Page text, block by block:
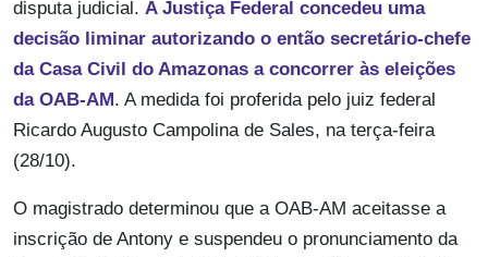
disputa judicial. A Justiça Federal concedeu uma
decisão liminar autorizando o então secretário-chefe
da Casa Civil do Amazonas a concorrer às eleições
da OAB-AM . A medida foi proferida pelo juiz federal
Ricardo Augusto Campolina de Sales, na terça-feira
(28/10).
O magistrado determinou que a OAB-AM aceitasse a
inscrição de Antony e suspendeu o pronunciamento da